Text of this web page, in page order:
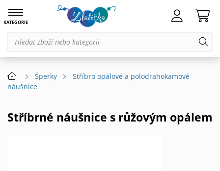
KATEGORIE
Šperky
Stříbro opálové a polodrahokamové
náušnice
Stříbrné náušnice s růžovým opálem